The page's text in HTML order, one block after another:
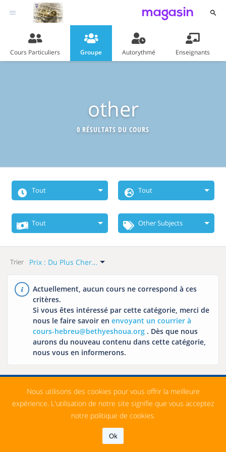
magasin
Cours Particuliers Groupe Autorythmé Enseignants
other
0 RÉSULTATS DU COURS
Tout
Quand Voulez-
Vous
Tout
Cette Semaine
Semaine Prochaine
Ce Mois-Ci
Le Mois Prochain
Tout
Choisissez La
Langue
Tout
Italien
Chinois
Japonais
Russe
Tout
Échelle Des Prix
Tout
Gratuit
Payé
Other Subjects
Catégories
Conversation
Cours Privés
Exam Preparation
Other Subjects
Hébreu Biblique
Tehillim (Psaumes)
Torah
Hébreu Courant
Trier Prix : Du Plus Cher Au Moins Cher
Défaut
Le Plus Récent
Nom : A-Z
Nom: Z-A
Prix : Du Moins Cher
Au Plus Cher
Prix : Du Plus Cher
Au Moins Cher
Actuellement, aucun cours ne correspond à ces
critères.
Si vous êtes intéressé par cette catégorie, merci de
nous le faire savoir enenvoyant un courrier à
cours-hebreu@bethyeshoua.org . Dès que nous
aurons du nouveau contenu dans cette catégorie,
nous vous en informerons.
Nous utilisons des cookies pour vous offrir la meilleure
expérience. L'utilisation de notre site signifie que vous acceptez
notre politique de cookies.
Ok